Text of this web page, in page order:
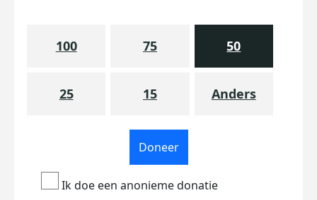
100 75 50
25 15 Anders
Doneer
Ik doe een anonieme donatie